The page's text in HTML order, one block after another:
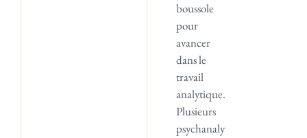
boussole
pour
avancer
dans le
travail
analytique.
Plusieurs
psychanaly